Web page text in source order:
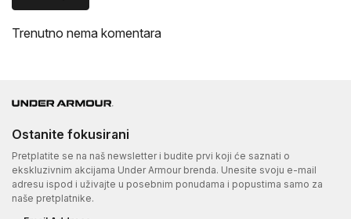
Trenutno nema komentara
Ostanite fokusirani
Pretplatite se na naš newsletter i budite prvi koji će saznati o
ekskluzivnim akcijama Under Armour brenda. Unesite svoju e-mail
adresu ispod i uživajte u posebnim ponudama i popustima samo za
naše pretplatnike.